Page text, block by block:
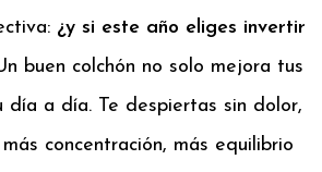
¿y si este año eliges invertir
buen colchón no solo mejora tus
día a día. Te despiertas sin dolor,
concentración, más equilibrio